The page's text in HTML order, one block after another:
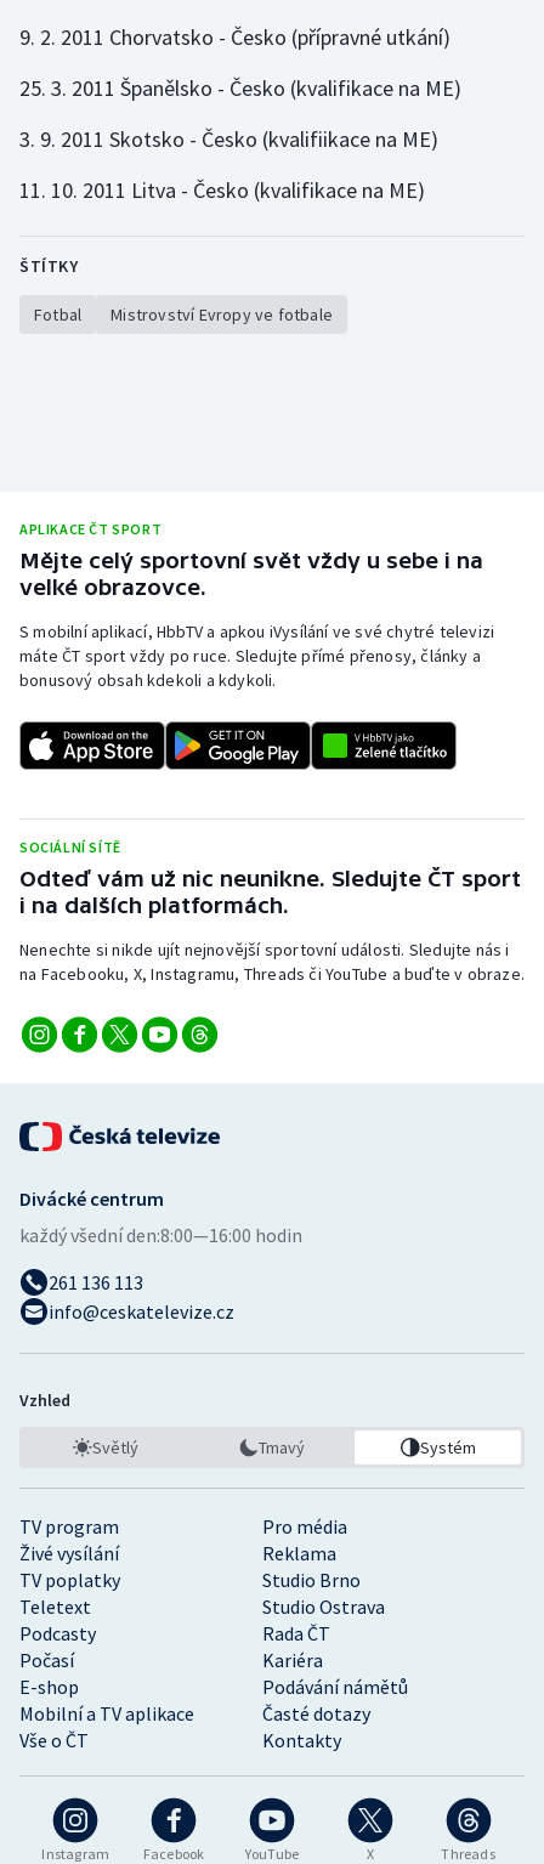
Rychlostní kanoistika
Short track
Sportovní střelba
Triatlon
Ostatní
9. 2. 2011 Chorvatsko - Česko (přípravné utkání)
25. 3. 2011 Španělsko - Česko (kvalifikace na ME)
3. 9. 2011 Skotsko - Česko (kvalifiikace na ME)
11. 10. 2011 Litva - Česko (kvalifikace na ME)
ŠTÍTKY
Fotbal Mistrovství Evropy ve fotbale
APLIKACE ČT SPORT
Mějte celý sportovní svět vždy u sebe i na
velké obrazovce.
S mobilní aplikací, HbbTV a apkou iVysílání ve své chytré televizi
máte ČT sport vždy po ruce. Sledujte přímé přenosy, články a
bonusový obsah kdekoli a kdykoli.
SOCIÁLNÍ SÍTĚ
Odteď vám už nic neunikne. Sledujte ČT sport
i na dalších platformách.
Nenechte si nikde ujít nejnovější sportovní události. Sledujte nás i
na Facebooku, X, Instagramu, Threads či YouTube a buďte v obraze.
Instagram Facebook YouTube X Threads
TV program
Pro média
Živé vysílání
Reklama
TV poplatky
Studio Brno
Teletext
Studio Ostrava
Podcasty
Rada ČT
Počasí
Kariéra
E-shop
Podávání námětů
Mobilní a TV aplikace
Časté dotazy
Vše o ČT
Kontakty
Divácké centrum
každý všední den:8:00—16:00 hodin
261 136 113
info@ceskatelevize.cz
Vzhled
Světlý Tmavý Systém